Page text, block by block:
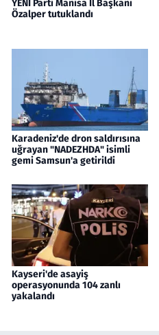
YENİ Parti Manisa İl Başkanı
Özalper tutuklandı
Karadeniz'de dron saldırısına
uğrayan "NADEZHDA" isimli
gemi Samsun'a getirildi
Kayseri'de asayiş
operasyonunda 104 zanlı
yakalandı